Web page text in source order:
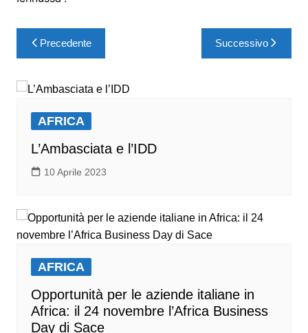
Precedente Successivo
AFRICA
L’Ambasciata e l’IDD
10 Aprile 2023
AFRICA
Opportunità per le aziende italiane in
Africa: il 24 novembre l’Africa Business
Day di Sace